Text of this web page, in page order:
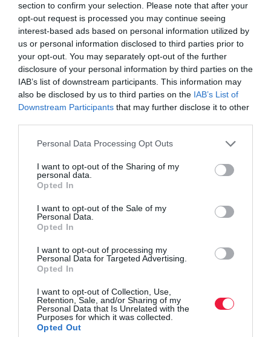
section to confirm your selection. Please note that after your
opt-out request is processed you may continue seeing
interest-based ads based on personal information utilized by
us or personal information disclosed to third parties prior to
your opt-out. You may separately opt-out of the further
disclosure of your personal information by third parties on the
IAB’s list of downstream participants. This information may
also be disclosed by us to third parties on the IAB’s List of
Downstream Participants that may further disclose it to other
Please note that this website/app uses one or more Google
not limited to your visit or usage behaviour. You may click to
grant or deny consent to Google and its third-party tags to
use your data for below specified purposes in below Google
consent section.
Personal Data Processing Opt Outs
I want to opt-out of the Sharing of my
personal data.
Opted In
I want to opt-out of the Sale of my
Personal Data.
Opted In
I want to opt-out of processing my
Personal Data for Targeted Advertising.
Opted In
I want to opt-out of Collection, Use,
Retention, Sale, and/or Sharing of my
Personal Data that Is Unrelated with the
Purposes for which it was collected.
Opted Out
BEFEKTETÉS
BUX: Van-e élet százezer pont felett?
A magyar tőzsde új csúcsa a befektetői bizalom megerősödését és
a magyar tőzsdei vállalatok eredményességét egyaránt tükrözi. De